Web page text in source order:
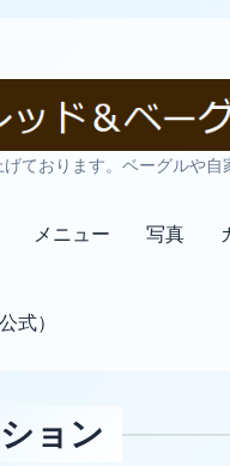
ております。ベーグルや
メニュー 写真
式）
ョン